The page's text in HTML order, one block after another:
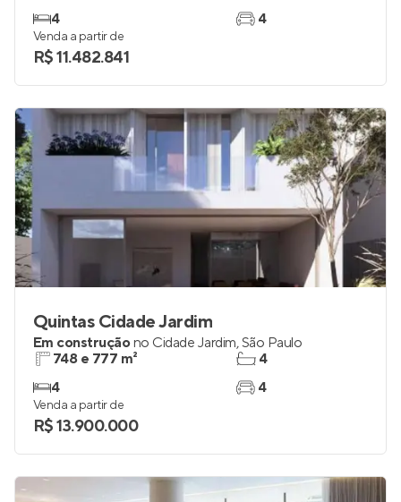
4 4
Venda a partir de
R$ 11.482.841
Quintas Cidade Jardim
Em construçãono Cidade Jardim,São Paulo
748 e 777 m²
4
4
4
Venda a partir de
R$ 13.900.000